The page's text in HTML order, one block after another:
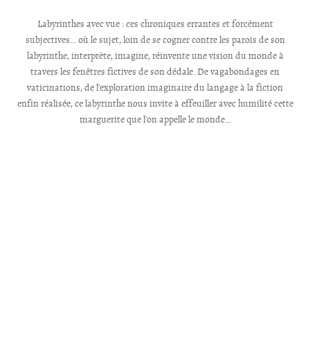
Labyrinthes avec vue : ces chroniques errantes et forcément
subjectives... où le sujet, loin de se cogner contre les parois de son
labyrinthe, interprète, imagine, réinvente une vision du monde à
travers les fenêtres fictives de son dédale. De vagabondages en
vaticinations, de l'exploration imaginaire du langage à la fiction
enfin réalisée, ce labyrinthe nous invite à effeuiller avec humilité cette
marguerite que l'on appelle le monde...